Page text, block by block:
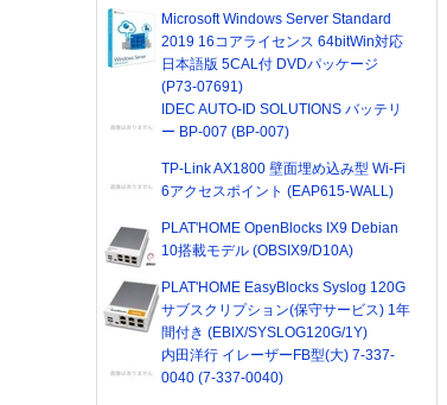
Microsoft Windows Server Standard
2019 16コアライセンス 64bitWin対応
日本語版 5CAL付 DVDパッケージ
(P73-07691)
IDEC AUTO-ID SOLUTIONS バッテリ
ー BP-007 (BP-007)
TP-Link AX1800 壁面埋め込み型 Wi-Fi
6アクセスポイント (EAP615-WALL)
PLAT'HOME OpenBlocks IX9 Debian
10搭載モデル (OBSIX9/D10A)
PLAT'HOME EasyBlocks Syslog 120G
サブスクリプション(保守サービス) 1年
間付き (EBIX/SYSLOG120G/1Y)
内田洋行 イレーザーFB型(大) 7-337-
0040 (7-337-0040)